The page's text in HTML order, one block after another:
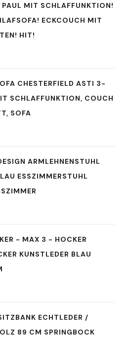
PAUL MIT SCHLAFFUNKTION!
ECKCOUCH MIT
HIT!
CHESTERFIELD ASTI 3-
SCHLAFFUNKTION, COUCH
SOFA
ARMLEHNENSTUHL
ESSZIMMERSTUHL
- MAX 3 - HOCKER
KUNSTLEDER BLAU
ECHTLEDER /
89 CM SPRINGBOCK